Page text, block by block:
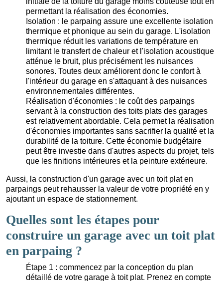
permettant la réalisation des économies.
Isolation : le parpaing assure une excellente isolation
thermique et phonique au sein du garage. L'isolation
thermique réduit les variations de température en
limitant le transfert de chaleur et l'isolation acoustique
atténue le bruit, plus précisément les nuisances
sonores. Toutes deux améliorent donc le confort à
l'intérieur du garage en s'attaquant à des nuisances
environnementales différentes.
Réalisation d'économies : le coût des parpaings
servant à la construction des toits plats des garages
est relativement abordable. Cela permet la réalisation
d'économies importantes sans sacrifier la qualité et la
durabilité de la toiture. Cette économie budgétaire
peut être investie dans d'autres aspects du projet, tels
que les finitions intérieures et la peinture extérieure.
Aussi, la construction d'un garage avec un toit plat en
parpaings peut rehausser la valeur de votre propriété en y
ajoutant un espace de stationnement.
Quelles sont les étapes pour
construire un garage avec un toit plat
en parpaing ?
Étape 1 : commencez par la conception du plan
détaillé de votre garage à toit plat. Prenez en compte